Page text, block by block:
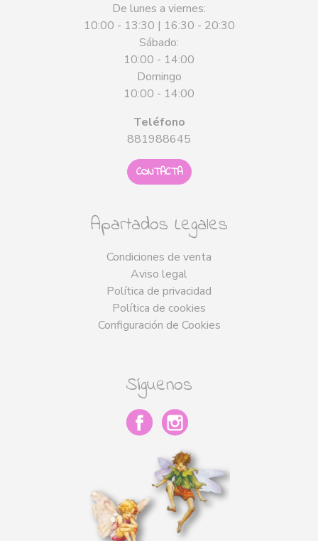
De lunes a viernes:
10:00 - 13:30 | 16:30 - 20:30
Sábado:
10:00 - 14:00
Domingo
10:00 - 14:00
Teléfono
881988645
CONTACTA
Apartados Legales
Condiciones de venta
Aviso legal
Política de privacidad
Política de cookies
Configuración de Cookies
Síguenos